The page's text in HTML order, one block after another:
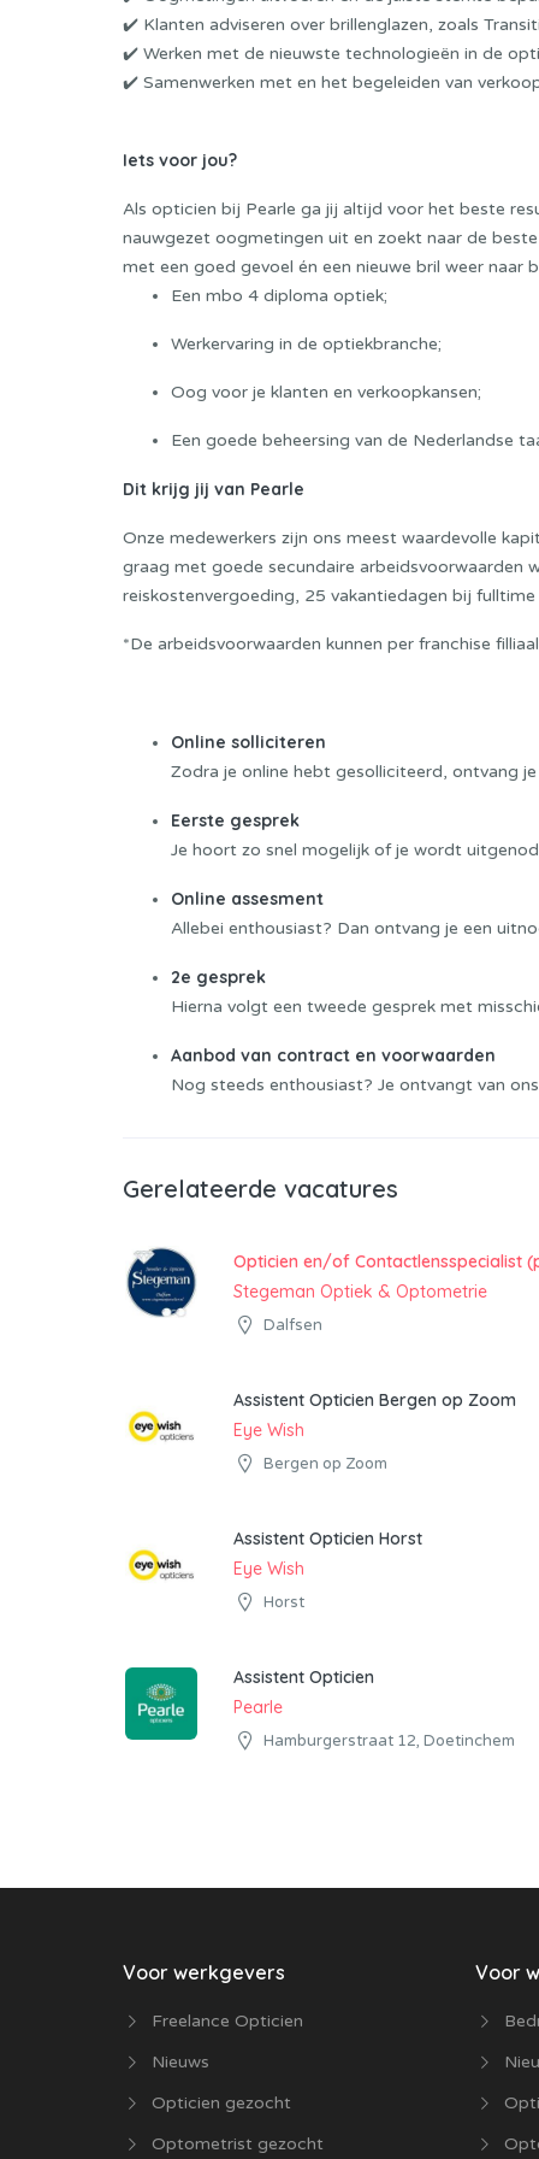
✔️ Klanten adviseren over brillenglazen, zoals
✔️ Werken met de nieuwste technologieën in de
✔️ Samenwerken met en het begeleiden van
Iets voor jou?
Als opticien bij Pearle ga jij altijd voor het beste
nauwgezet oogmetingen uit en zoekt naar de
met een goed gevoel én een nieuwe bril weer naar
Een mbo 4 diploma optiek;
Werkervaring in de optiekbranche;
Oog voor je klanten en verkoopkansen;
Een goede beheersing van de Nederlandse
Dit krijg jij van Pearle
Onze medewerkers zijn ons meest waardevolle
graag met goede secundaire arbeidsvoorwaarden
reiskostenvergoeding, 25 vakantiedagen bij
*De arbeidsvoorwaarden kunnen per franchise
Online solliciteren
Zodra je online hebt gesolliciteerd, ontvang
Eerste gesprek
Je hoort zo snel mogelijk of je wordt
Online assesment
Allebei enthousiast? Dan ontvang je een
2e gesprek
Hierna volgt een tweede gesprek met
Aanbod van contract en voorwaarden
Nog steeds enthousiast? Je ontvangt van
Gerelateerde vacatures
Opticien en/of Contactlensspecialist
Stegeman Optiek & Optometrie
Dalfsen
Assistent Opticien Bergen op Zoom
Eye Wish
Bergen op Zoom
Assistent Opticien Horst
Eye Wish
Horst
Assistent Opticien
Pearle
Hamburgerstraat 12, Doetinchem
Voor werkgevers
Freelance Opticien
Nieuws
Opticien gezocht
Optometrist gezocht
Voor